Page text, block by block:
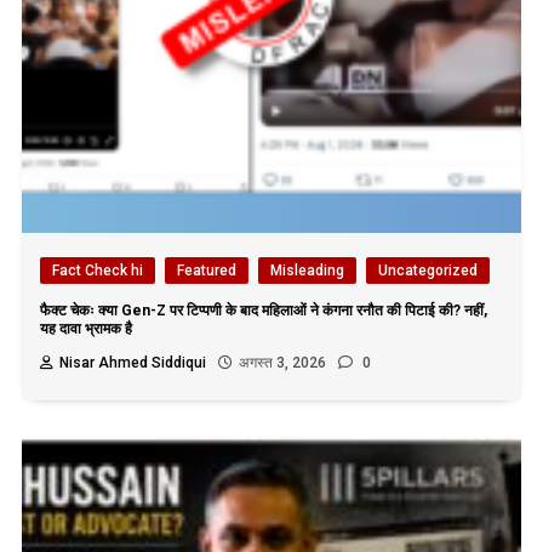
Fact Check hi Featured Misleading Uncategorized
फैक्ट चेकः क्या Gen-Z पर टिप्पणी के बाद महिलाओं ने कंगना रनौत की पिटाई की? नहीं,
यह दावा भ्रामक है
Nisar Ahmed Siddiqui
अगस्त 3, 2026 0